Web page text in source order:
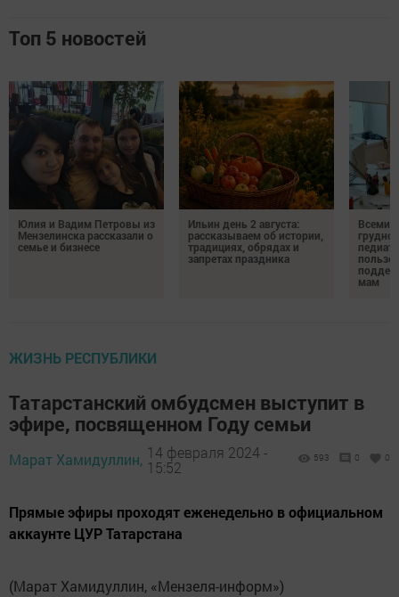
Топ 5 новостей
Юлия и Вадим Петровы из
Мензелинска рассказали о
семье и бизнесе
Ильин день 2 августа:
рассказываем об истории,
традициях, обрядах и
запретах праздника
пользе
мам
ЖИЗНЬ РЕСПУБЛИКИ
Татарстанский омбудсмен выступит в
эфире, посвященном Году семьи
Марат Хамидуллин, 14 февраля 2024 -
15:52
593 0 0
Прямые эфиры проходят еженедельно в официальном
аккаунте ЦУР Татарстана
(Марат Хамидуллин, «Мензеля-информ»)